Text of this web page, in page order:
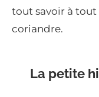
tout savoir à
coriandre.
La petite